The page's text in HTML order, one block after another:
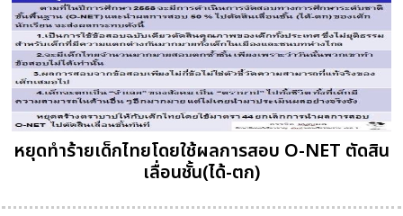
หยุดทำร้ายเด็กไทยโดยใช้ผลการสอบ O-NET ตัดสิน
เลื่อนชั้น(ได้-ตก)